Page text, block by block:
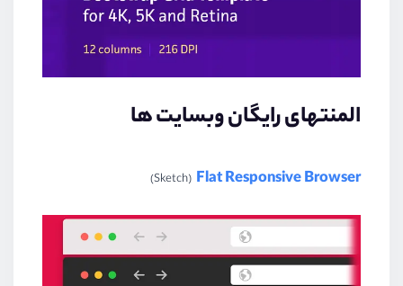
المنتهای رایگان وبسایت ها
Flat Responsive Browser
(Sketch)